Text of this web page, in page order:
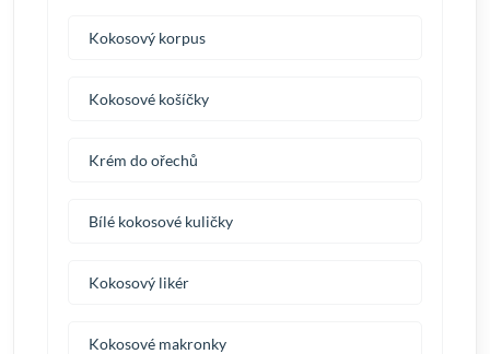
Kokosový korpus
Kokosové košíčky
Krém do ořechů
Bílé kokosové kuličky
Kokosový likér
Kokosové makronky